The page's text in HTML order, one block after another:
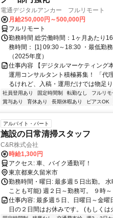
電通デジタルアンカー フルリモート
月給250,000円～500,000円
フルリモート
勤務時間 総労働時間：1ヶ月あたり
務時間： [1] 09:30～18:30 ・最低勤
（2025年度）
仕事内容 【デジタルマーケティング
運用コンサルタント積極募集！ 「代
るけれど、入稿・運用だけでは物足
社員登用あり 固定時間制 転勤なし フルリモ
賞与あり
育休あり 長期休暇あり ピアスOK
アルバイト・パート
施設の日常清掃スタッフ
C&R株式会社
時給1,300円
アクセス: 車、バイク通勤可！
東京都東久留米市
勤務時間・曜日: 最多週５日出勤。
ことも可能) 週２日～勤務可。 ９時～
仕事内容: 最多週５日、日曜日～金
日の２日間はお休みです。 (もしく